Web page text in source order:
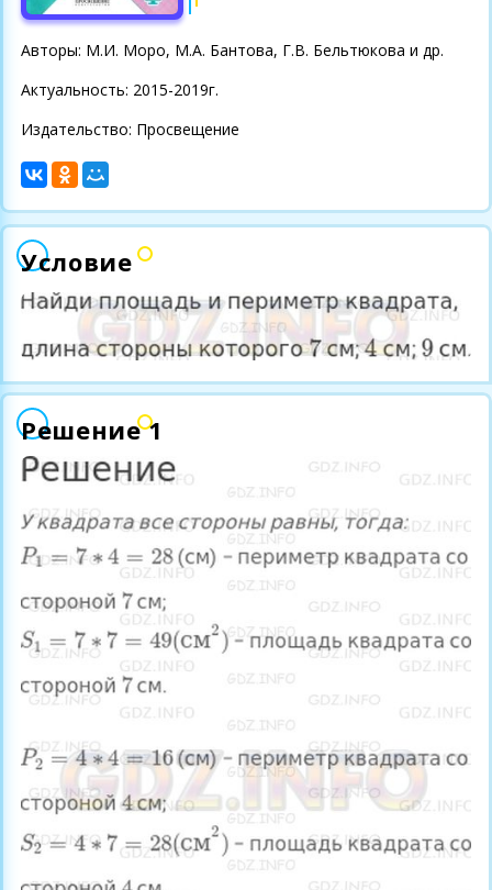
Авторы: М.И. Моро, М.А. Бантова, Г.В. Бельтюкова и др.
Актуальность: 2015-2019г.
Издательство: Просвещение
Условие
Решение 1